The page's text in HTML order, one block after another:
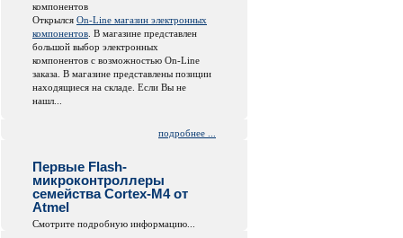
компонентов
Открылся On-Line магазин электронных
компонентов . В магазине представлен
большой выбор электронных
компонентов с возможностью On-Line
заказа. В магазине представлены позиции
находящиеся на складе. Если Вы не
нашл...
подробнее ...
Первые Flash-
микроконтроллеры
семейства Cortex-M4 от
Atmel
Смотрите подробную информацию...